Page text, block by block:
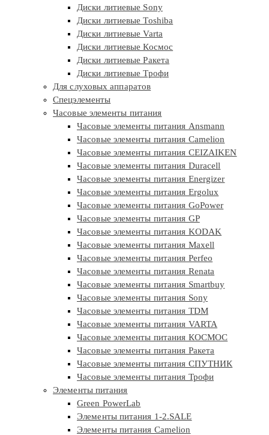
Диски литиевые Sony
Диски литиевые Toshiba
Диски литиевые Varta
Диски литиевые Космос
Диски литиевые Ракета
Диски литиевые Трофи
Для слуховых аппаратов
Спецэлементы
Часовые элементы питания
Часовые элементы питания Ansmann
Часовые элементы питания Camelion
Часовые элементы питания CEIZAIKEN
Часовые элементы питания Duracell
Часовые элементы питания Energizer
Часовые элементы питания Ergolux
Часовые элементы питания GoPower
Часовые элементы питания GP
Часовые элементы питания KODAK
Часовые элементы питания Maxell
Часовые элементы питания Perfeo
Часовые элементы питания Renata
Часовые элементы питания Smartbuy
Часовые элементы питания Sony
Часовые элементы питания TDM
Часовые элементы питания VARTA
Часовые элементы питания КОСМОС
Часовые элементы питания Ракета
Часовые элементы питания СПУТНИК
Часовые элементы питания Трофи
Элементы питания
Green PowerLab
Элементы питания 1-2.SALE
Элементы питания Camelion